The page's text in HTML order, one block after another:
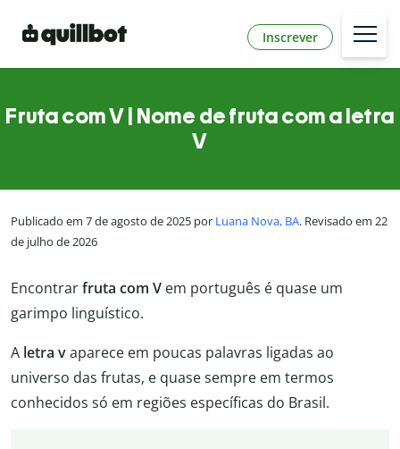
Inscrever
Fruta com V | Nome de fruta com a letra
V
Publicado em 7 de agosto de 2025 por Luana Nova, BA. Revisado em 22
de julho de 2026
Encontrarfruta com V em português é quase um
garimpo linguístico.
A letra vaparece em poucas palavras ligadas ao
universo das frutas, e quase sempre em termos
conhecidos só em regiões específicas do Brasil.